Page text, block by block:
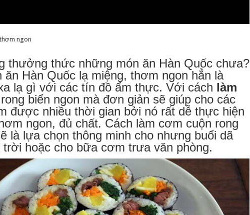
ngon
thưởng thức những món ăn Hàn Quốc chưa?
ăn Hàn Quốc lạ miệng, thơm ngon hẳn là
lạ gì với các tín đồ ẩm thực. Với cách làm
rong biển ngon mà đơn giản sẽ giúp cho các
được nhiều thời gian bởi nó rất dễ thực hiện
ngon, đủ chất. Cách làm cơm cuộn rong
là lựa chọn thông minh cho nhưng buổi dã
trời hoặc cho bữa cơm trưa văn phòng.